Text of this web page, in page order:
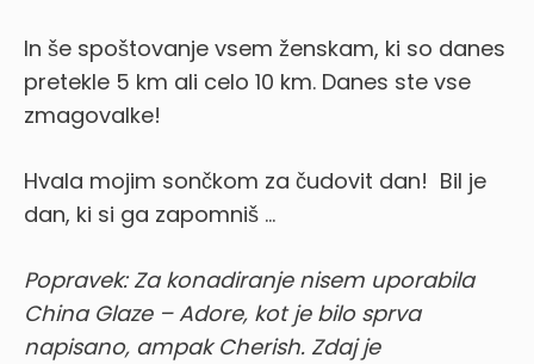
In še spoštovanje vsem ženskam, ki so danes
pretekle 5 km ali celo 10 km. Danes ste vse
zmagovalke!
Hvala mojim sončkom za čudovit dan! Bil je
dan, ki si ga zapomniš …
Popravek: Za konadiranje nisem uporabila
China Glaze – Adore, kot je bilo sprva
napisano, ampak Cherish. Zdaj je